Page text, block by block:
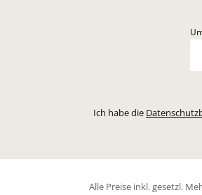
Ich habe die
Alle Preise inkl. gesetzl.